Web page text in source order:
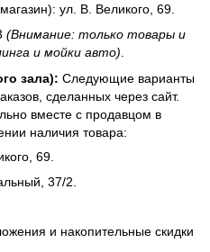
ул. В. Великого, 69.
(Внимание: только товары и
и мойки авто)
зала): Следующие варианты
сделанных через сайт.
вместе с продавцом в
наличия товара:
69.
37/2.
и накопительные скидки